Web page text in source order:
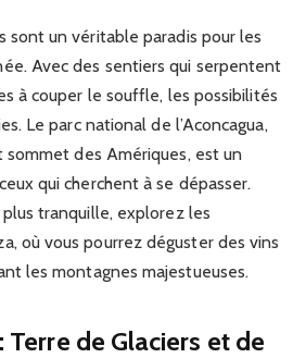
sont un véritable paradis pour les
Avec des sentiers qui serpentent
à couper le souffle, les possibilités
Le parc national de l’Aconcagua,
sommet des Amériques, est un
qui cherchent à se dépasser.
tranquille, explorez les
où vous pourrez déguster des vins
les montagnes majestueuses.
Terre de Glaciers et de